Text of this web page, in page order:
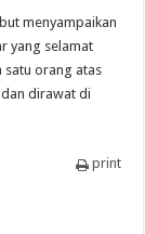
menyampaikan
yang selamat
satu orang atas
dirawat di
print